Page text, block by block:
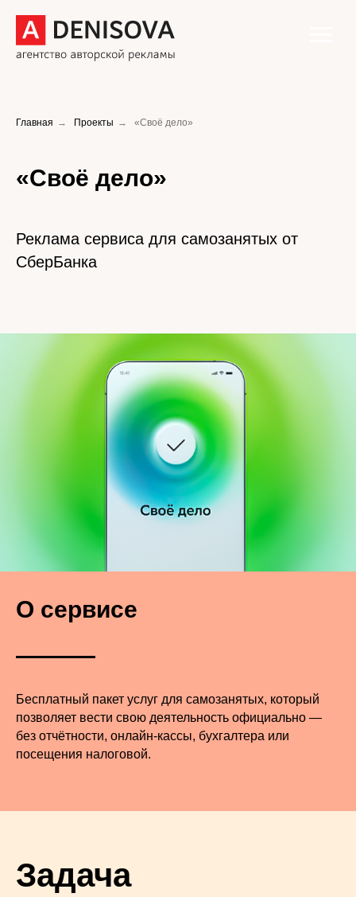
Главная → Проекты → «Своё дело»
«Своё дело»
Реклама сервиса для самозанятых от
СберБанка
О сервисе
Бесплатный пакет услуг для самозанятых, который
позволяет вести свою деятельность официально —
без отчётности, онлайн-кассы, бухгалтера или
посещения налоговой.
Задача